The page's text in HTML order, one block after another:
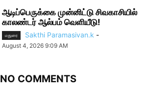
ஆடிப்பெருக்கை முன்னிட்டு சிவகாசியில்
காலண்டர் ஆல்பம் வெளியீடு!
மதுரை Sakthi Paramasivan.k -
August 4, 2026 9:09 AM
NO COMMENTS